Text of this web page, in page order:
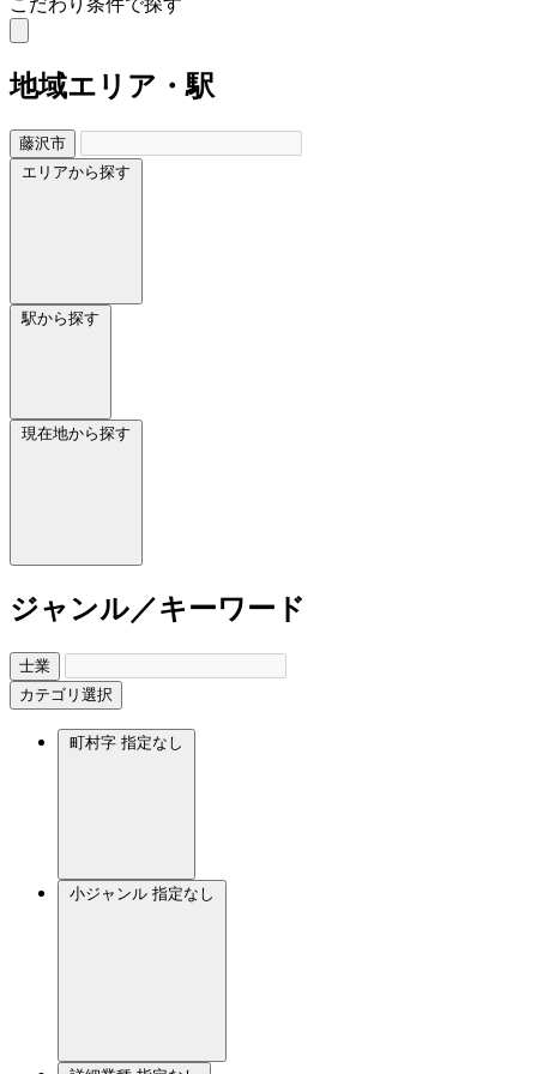
地域エリア・駅
藤沢市
エリアから探す
駅から探す
現在地から探す
ジャンル／キーワード
士業
カテゴリ選択
町村字 指定なし
小ジャンル 指定なし